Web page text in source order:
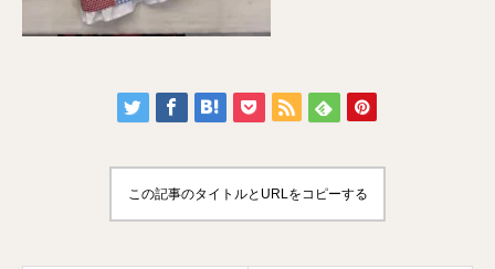
この記事のタイトルとURLをコピーする